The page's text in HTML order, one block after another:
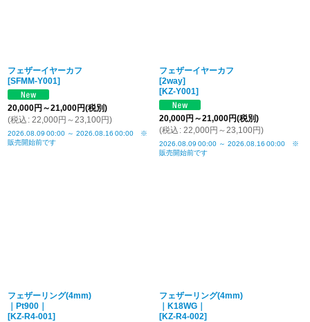
フェザーイヤーカフ
[SFMM-Y001]
20,000円 ～21,000円(税別)
(税込 : 22,000円 ～23,100円)
2026.08.09 00:00 ～ 2026.08.16 00:00 ※
販売開始前です
フェザーイヤーカフ
[2way]
[KZ-Y001]
20,000円 ～21,000円(税別)
(税込 : 22,000円 ～23,100円)
2026.08.09 00:00 ～ 2026.08.16 00:00 ※
販売開始前です
フェザーリング(4mm)
｜Pt900｜
[KZ-R4-001]
フェザーリング(4mm)
｜K18WG｜
[KZ-R4-002]